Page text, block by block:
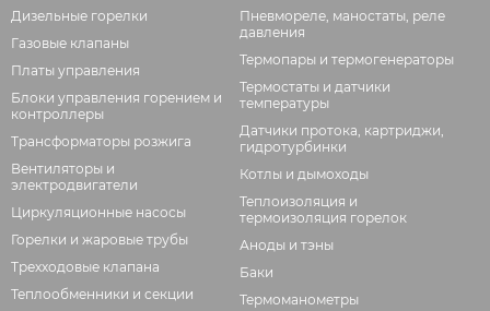
Дизельные горелки
Газовые клапаны
Платы управления
Блоки управления горением и
контроллеры
Трансформаторы розжига
Вентиляторы и
электродвигатели
Циркуляционные насосы
Горелки и жаровые трубы
Трехходовые клапана
Теплообменники и секции
Пневмореле, маностаты, реле
давления
Термопары и термогенераторы
Термостаты и датчики
температуры
Датчики протока, картриджи,
гидротурбинки
Котлы и дымоходы
Теплоизоляция и
термоизоляция горелок
Аноды и тэны
Баки
Термоманометры